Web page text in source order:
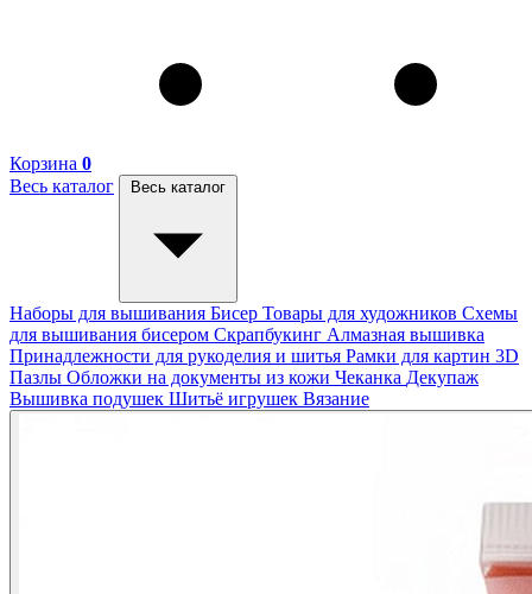
Корзина 0
Весь каталог
Весь каталог
Наборы для вышивания Бисер Товары для художников Схемы
для вышивания бисером Скрапбукинг Алмазная вышивка
Принадлежности для рукоделия и шитья Рамки для картин 3D
Пазлы Обложки на документы из кожи Чеканка Декупаж
Вышивка подушек Шитьё игрушек Вязание